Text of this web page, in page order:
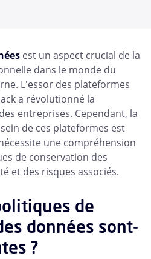
est un aspect crucial de la
dans le monde du
L'essor des plateformes
a révolutionné la
entreprises. Cependant, la
de ces plateformes est
une compréhension
de conservation des
et des risques associés.
de
données sont-
?